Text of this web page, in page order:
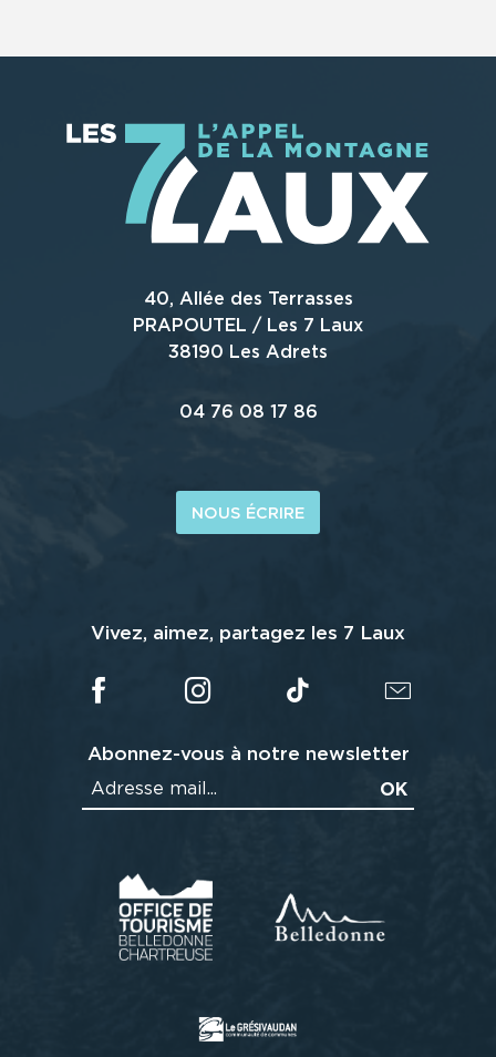
40, Allée des Terrasses
PRAPOUTEL / Les 7 Laux
38190 Les Adrets
04 76 08 17 86
NOUS ÉCRIRE
Vivez, aimez, partagez les 7 Laux
Abonnez-vous à notre newsletter